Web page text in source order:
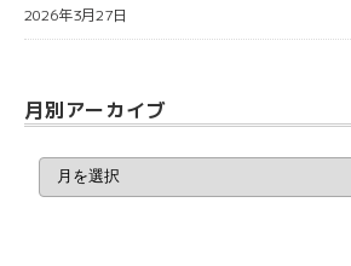
2026年3月27日
月別アーカイブ
別
ー